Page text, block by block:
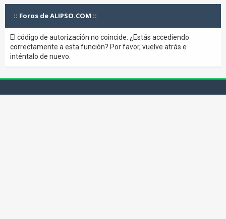
:: Foros de ALIPSO.COM ::
El código de autorización no coincide. ¿Estás accediendo
correctamente a esta función? Por favor, vuelve atrás e
inténtalo de nuevo.